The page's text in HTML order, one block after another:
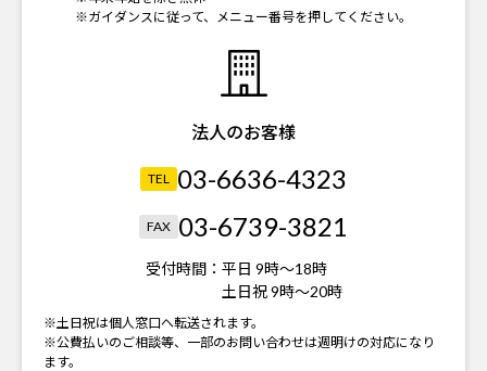
※ガイダンスに従って、メニュー番号を押してください。
法人のお客様
TEL 03-6636-4323
FAX 03-6739-3821
受付時間： 平日 9時～18時
土日祝 9時～20時
※土日祝は個人窓口へ転送されます。
※公費払いのご相談等、一部のお問い合わせは週明けの対応になり
ます。